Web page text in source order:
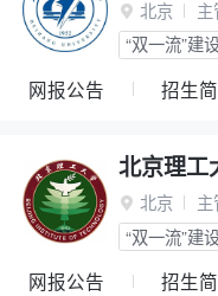
 北京 主
“双一流”建
网报公告 招生
北京理工
 北京 主
“双一流”建
网报公告 招生